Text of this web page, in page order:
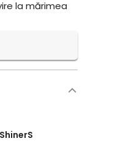
la mărimea